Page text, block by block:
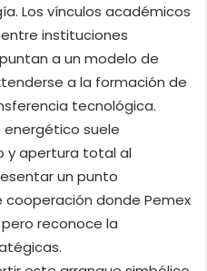
Los vínculos académicos
instituciones
a un modelo de
a la formación de
tecnológica.
energético suele
y apertura total al
un punto
donde Pemex
reconoce la